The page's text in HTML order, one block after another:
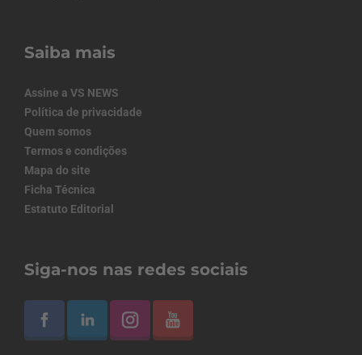
Saiba mais
Assine a VS NEWS
Política de privacidade
Quem somos
Termos e condições
Mapa do site
Ficha Técnica
Estatuto Editorial
Siga-nos nas redes sociais